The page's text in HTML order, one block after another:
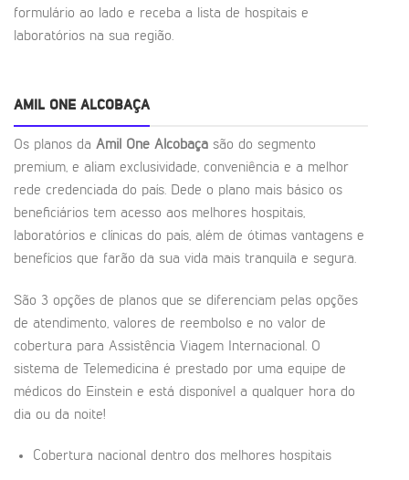
formulário ao lado e receba a lista de hospitais e
laboratórios na sua região.
AMIL ONE ALCOBAÇA
Os planos da Amil One Alcobaça são do segmento
premium, e aliam exclusividade, conveniência e a melhor
rede credenciada do país. Dede o plano mais básico os
beneficiários tem acesso aos melhores hospitais,
laboratórios e clínicas do país, além de ótimas vantagens e
benefícios que farão da sua vida mais tranquila e segura.
São 3 opções de planos que se diferenciam pelas opções
de atendimento, valores de reembolso e no valor de
cobertura para Assistência Viagem Internacional. O
sistema de Telemedicina é prestado por uma equipe de
médicos do Einstein e está disponível a qualquer hora do
dia ou da noite!
Cobertura nacional dentro dos melhores hospitais